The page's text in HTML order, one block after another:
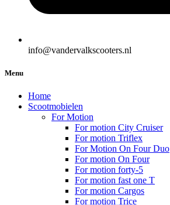
info@vandervalkscooters.nl
Menu
Home
Scootmobielen
For Motion
For motion City Cruiser
For motion Triflex
For Motion On Four Duo
For motion On Four
For motion forty-5
For motion fast one T
For motion Cargos
For motion Trice